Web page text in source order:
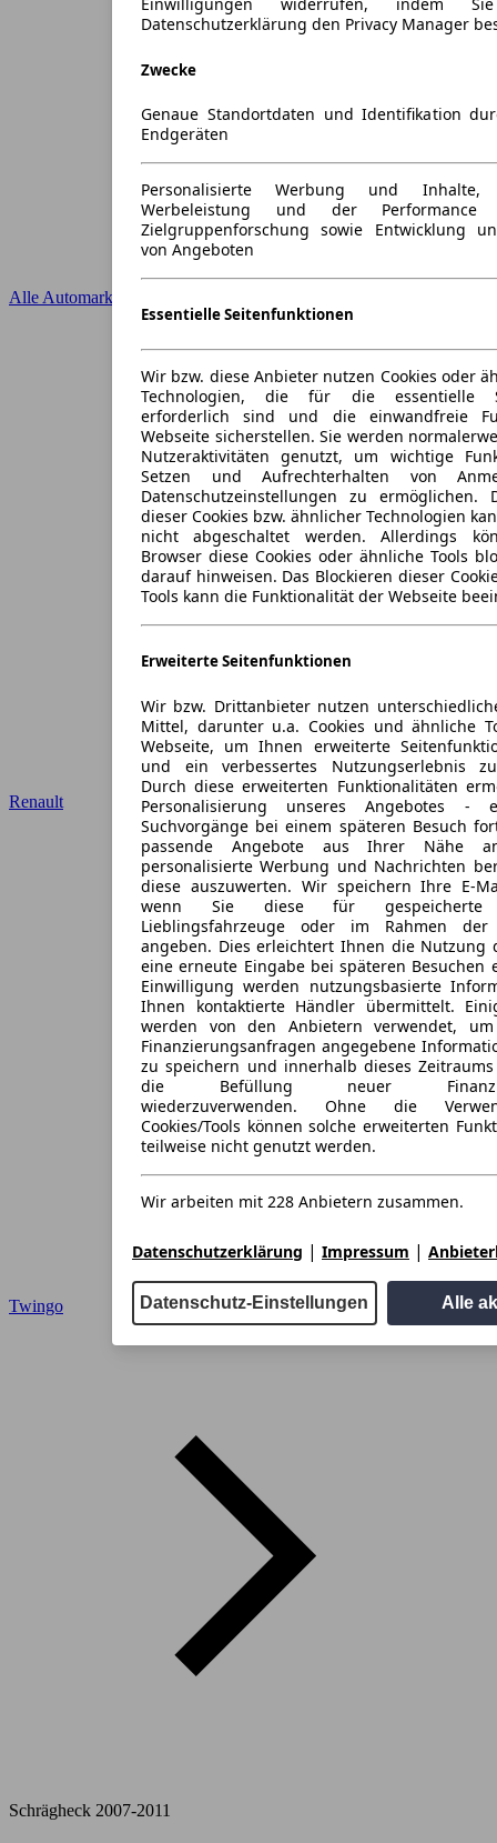
Alle Automarken
Renault
Twingo
Schrägheck 2007-2011
Einwilligungen widerrufen, indem
Datenschutzerklärung den Privacy Manager
Zwecke
Genaue Standortdaten und Identifikation
Endgeräten
Personalisierte Werbung und Inhalte,
Werbeleistung und der
Zielgruppenforschung sowie Entwicklung
von Angeboten
Essentielle Seitenfunktionen
Wir bzw. diese Anbieter nutzen Cookies oder
Technologien, die für die essentielle
erforderlich sind und die einwandfreie
Webseite sicherstellen. Sie werden
Nutzeraktivitäten genutzt, um wichtige
Setzen und Aufrechterhalten von
Datenschutzeinstellungen zu ermöglichen.
dieser Cookies bzw. ähnlicher Technologien
nicht abgeschaltet werden. Allerdings
Browser diese Cookies oder ähnliche Tools
darauf hinweisen. Das Blockieren dieser
Tools kann die Funktionalität der Webseite
Erweiterte Seitenfunktionen
Wir bzw. Drittanbieter nutzen
Mittel, darunter u.a. Cookies und ähnliche
Webseite, um Ihnen erweiterte
und ein verbessertes Nutzungserlebnis
Durch diese erweiterten Funktionalitäten
Personalisierung unseres Angebotes
Suchvorgänge bei einem späteren Besuch
passende Angebote aus Ihrer Nähe
personalisierte Werbung und Nachrichten
diese auszuwerten. Wir speichern Ihre E-
wenn Sie diese für gespeicherte
Lieblingsfahrzeuge oder im Rahmen der
angeben. Dies erleichtert Ihnen die Nutzung
eine erneute Eingabe bei späteren
Einwilligung werden nutzungsbasierte
Ihnen kontaktierte Händler übermittelt.
werden von den Anbietern verwendet,
Finanzierungsanfragen angegebene
zu speichern und innerhalb dieses
die Befüllung neuer
wiederzuverwenden. Ohne die
Cookies/Tools können solche erweiterten
teilweise nicht genutzt werden.
Wir arbeiten mit 228 Anbietern zusammen.
Datenschutzerklärung | Impressum |
Datenschutz-Einstellungen Alle